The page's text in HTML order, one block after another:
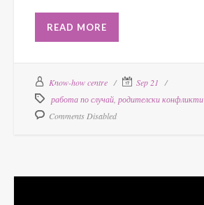
READ MORE
Know-how centre
Sep 21
работа по случай родителски конфликти
Comments Disabled